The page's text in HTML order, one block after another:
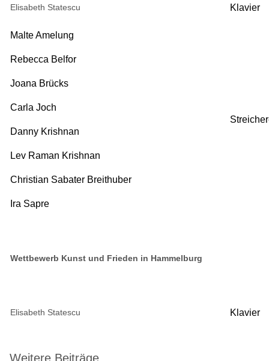
Elisabeth Statescu Klavier
Malte Amelung
Rebecca Belfor
Joana Brücks
Carla Joch
Danny Krishnan
Lev Raman Krishnan
Christian Sabater Breithuber
Ira Sapre
Wettbewerb Kunst und Frieden in Hammelburg
Elisabeth Statescu Klavier
Weitere Beiträge …